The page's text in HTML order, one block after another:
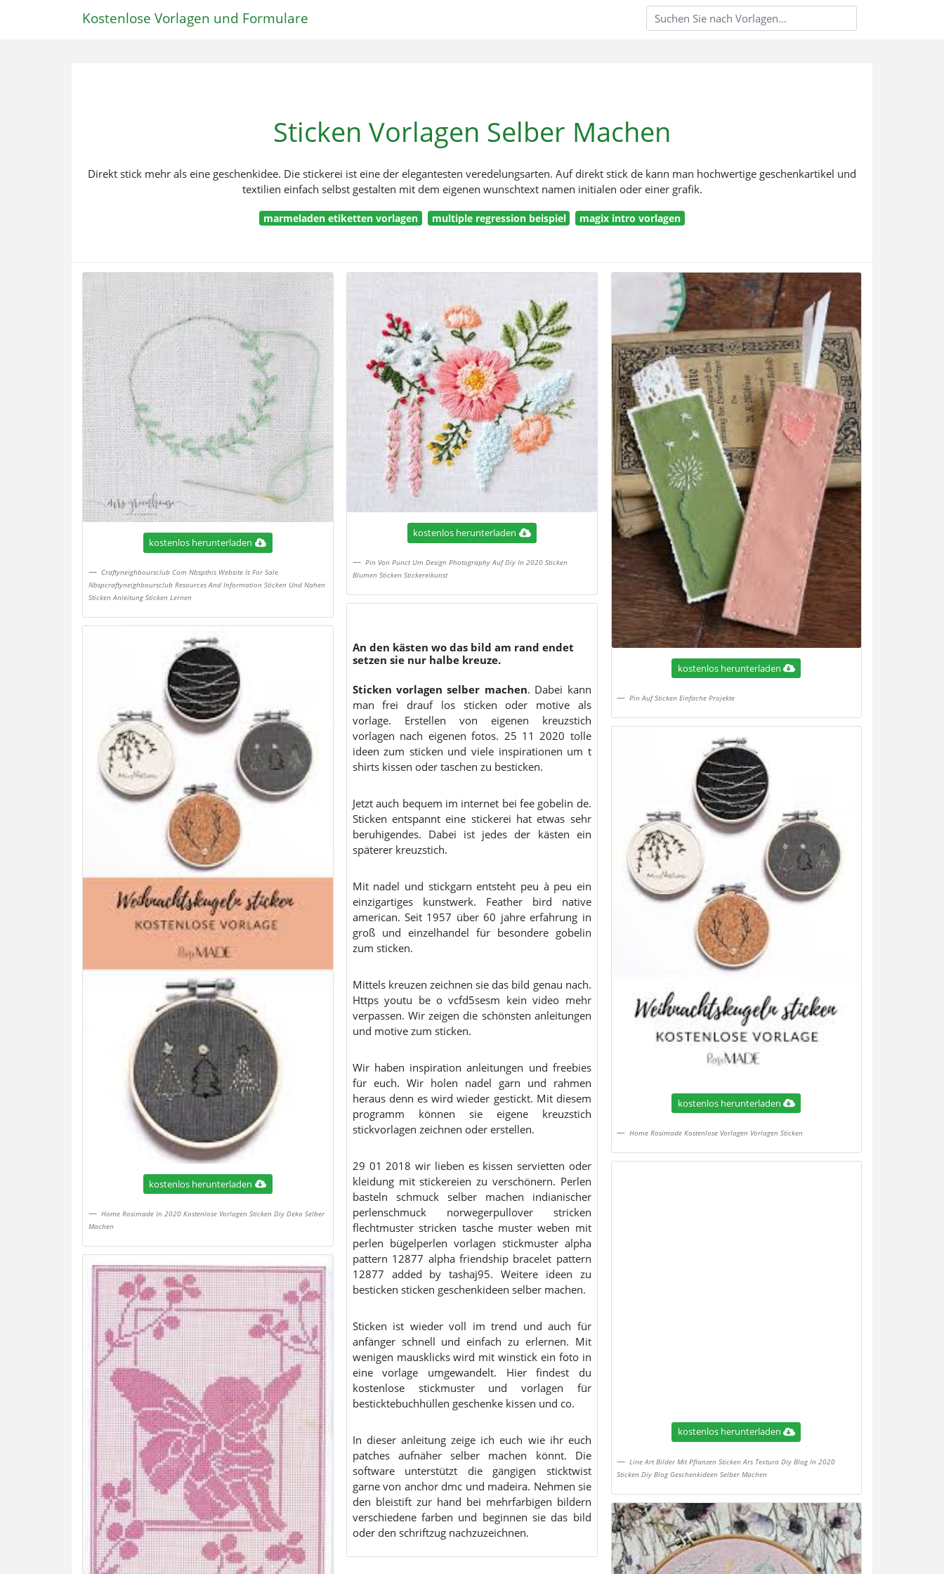
Kostenlose Vorlagen und Formulare
Sticken Vorlagen Selber Machen
Direkt stick mehr als eine geschenkidee. Die stickerei ist eine der elegantesten veredelungsarten. Auf direkt stick de kann man hochwertige geschenkartikel und
textilien einfach selbst gestalten mit dem eigenen wunschtext namen initialen oder einer grafik.
marmeladen etiketten vorlagen multiple regression beispiel magix intro vorlagen
kostenlos herunterladen
Craftyneighboursclub Com Nbspthis Website Is For Sale
Nbspcraftyneighboursclub Resources And Information Sticken Und Nahen
Sticken Anleitung Sticken Lernen
kostenlos herunterladen
Home Rosimade In 2020 Kostenlose Vorlagen Sticken Diy Deko Selber
Machen
kostenlos herunterladen
Pin Von Punct Um Design Photography Auf Diy In 2020 Sticken
Blumen Sticken Stickereikunst
An den kästen wo das bild am rand endet
setzen sie nur halbe kreuze.
Sticken vorlagen selber machen. Dabei kann
man frei drauf los sticken oder motive als
vorlage. Erstellen von eigenen kreuzstich
vorlagen nach eigenen fotos. 25 11 2020 tolle
ideen zum sticken und viele inspirationen um t
shirts kissen oder taschen zu besticken.
Jetzt auch bequem im internet bei fee gobelin de.
Sticken entspannt eine stickerei hat etwas sehr
beruhigendes. Dabei ist jedes der kästen ein
späterer kreuzstich.
Mit nadel und stickgarn entsteht peu à peu ein
einzigartiges kunstwerk. Feather bird native
american. Seit 1957 über 60 jahre erfahrung in
groß und einzelhandel für besondere gobelin
zum sticken.
Mittels kreuzen zeichnen sie das bild genau nach.
Https youtu be o vcfd5sesm kein video mehr
verpassen. Wir zeigen die schönsten anleitungen
und motive zum sticken.
Wir haben inspiration anleitungen und freebies
für euch. Wir holen nadel garn und rahmen
heraus denn es wird wieder gestickt. Mit diesem
programm können sie eigene kreuzstich
stickvorlagen zeichnen oder erstellen.
29 01 2018 wir lieben es kissen servietten oder
kleidung mit stickereien zu verschönern. Perlen
basteln schmuck selber machen indianischer
perlenschmuck norwegerpullover stricken
flechtmuster stricken tasche muster weben mit
perlen bügelperlen vorlagen stickmuster alpha
pattern 12877 alpha friendship bracelet pattern
12877 added by tashaj95. Weitere ideen zu
besticken sticken geschenkideen selber machen.
Sticken ist wieder voll im trend und auch für
anfänger schnell und einfach zu erlernen. Mit
wenigen mausklicks wird mit winstick ein foto in
eine vorlage umgewandelt. Hier findest du
kostenlose stickmuster und vorlagen für
besticktebuchhüllen geschenke kissen und co.
In dieser anleitung zeige ich euch wie ihr euch
patches aufnäher selber machen könnt. Die
software unterstützt die gängigen sticktwist
garne von anchor dmc und madeira. Nehmen sie
den bleistift zur hand bei mehrfarbigen bildern
verschiedene farben und beginnen sie das bild
oder den schriftzug nachzuzeichnen.
kostenlos herunterladen
Pin Auf Sticken Einfache Projekte
kostenlos herunterladen
Home Rosimade Kostenlose Vorlagen Vorlagen Sticken
kostenlos herunterladen
Line Art Bilder Mit Pflanzen Sticken Ars Textura Diy Blog In 2020
Sticken Diy Blog Geschenkideen Selber Machen